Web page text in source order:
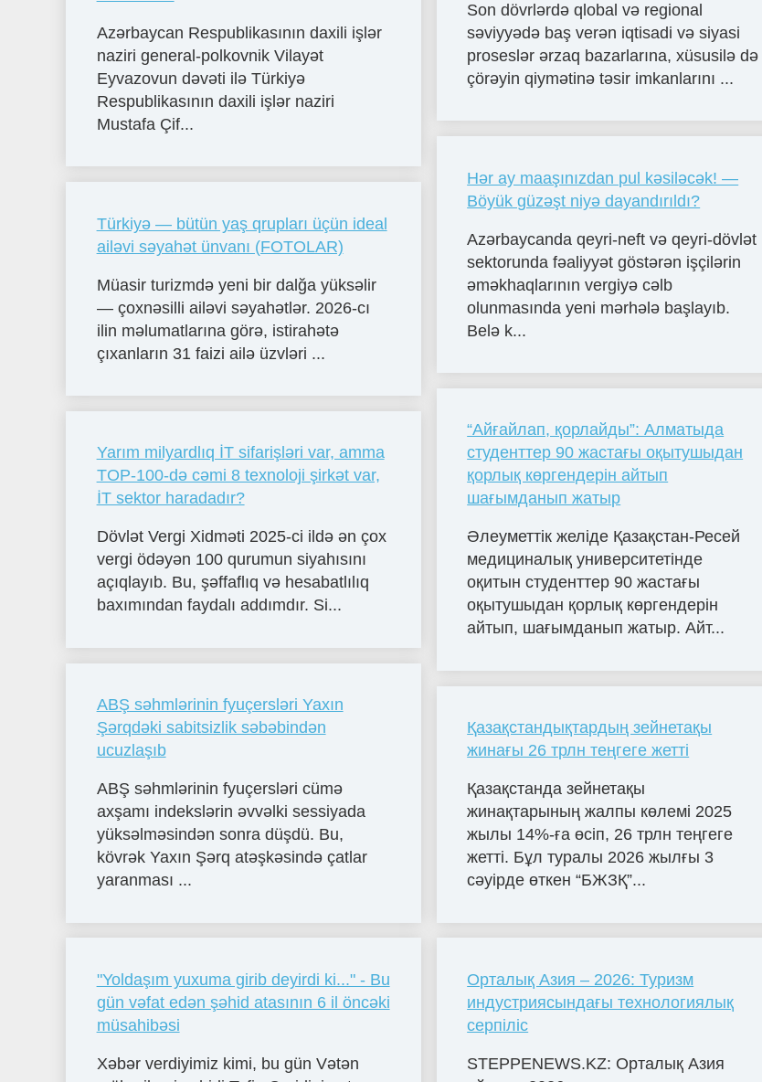
Azərbaycan Respublikasının daxili işlər
naziri general-polkovnik Vilayət
Eyvazovun dəvəti ilə Türkiyə
Respublikasının daxili işlər naziri
Mustafa Çif...
Türkiyə — bütün yaş qrupları üçün ideal
ailəvi səyahət ünvanı (FOTOLAR)
Müasir turizmdə yeni bir dalğa yüksəlir
— çoxnəsilli ailəvi səyahətlər. 2026-cı
ilin məlumatlarına görə, istirahətə
çıxanların 31 faizi ailə üzvləri ...
Yarım milyardlıq İT sifarişləri var, amma
TOP-100-də cəmi 8 texnoloji şirkət var,
İT sektor haradadır?
Dövlət Vergi Xidməti 2025-ci ildə ən çox
vergi ödəyən 100 qurumun siyahısını
açıqlayıb. Bu, şəffaflıq və hesabatlılıq
baxımından faydalı addımdır. Si...
ABŞ səhmlərinin fyuçersləri Yaxın
Şərqdəki sabitsizlik səbəbindən
ucuzlaşıb
ABŞ səhmlərinin fyuçersləri cümə
axşamı indekslərin əvvəlki sessiyada
yüksəlməsindən sonra düşdü. Bu,
kövrək Yaxın Şərq atəşkəsində çatlar
yaranması ...
"Yoldaşım yuxuma girib deyirdi ki..." - Bu
gün vəfat edən şəhid atasının 6 il öncəki
müsahibəsi
Xəbər verdiyimiz kimi, bu gün Vətən
Son dövrlərdə qlobal və regional
səviyyədə baş verən iqtisadi və siyasi
proseslər ərzaq bazarlarına, xüsusilə də
çörəyin qiymətinə təsir imkanlarını ...
Hər ay maaşınızdan pul kəsiləcək! —
Böyük güzəşt niyə dayandırıldı?
Azərbaycanda qeyri-neft və qeyri-dövlət
sektorunda fəaliyyət göstərən işçilərin
əməkhaqlarının vergiyə cəlb
olunmasında yeni mərhələ başlayıb.
Belə k...
“Айғайлап, қорлайды”: Алматыда
студенттер 90 жастағы оқытушыдан
қорлық көргендерін айтып
шағымданып жатыр
Әлеуметтік желіде Қазақстан-Ресей
медициналық университетінде
оқитын студенттер 90 жастағы
оқытушыдан қорлық көргендерін
айтып, шағымданып жатыр. Айт...
Қазақстандықтардың зейнетақы
жинағы 26 трлн теңгеге жетті
Қазақстанда зейнетақы
жинақтарының жалпы көлемі 2025
жылы 14%-ға өсіп, 26 трлн теңгеге
жетті. Бұл туралы 2026 жылғы 3
сәуірде өткен “БЖЗҚ”...
Орталық Азия – 2026: Туризм
индустриясындағы технологиялық
серпіліс
STEPPENEWS.KZ: Орталық Азия